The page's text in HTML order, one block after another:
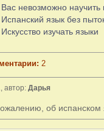
Вас невозможно
Испанский язык без
Искусство изучать языки
2
автор: Дарья
об испанском